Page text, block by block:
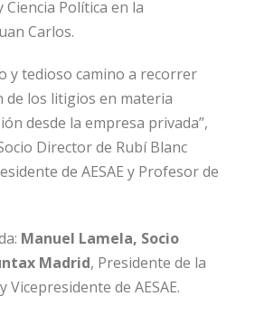
Política en la
Carlos.
y tedioso camino a recorrer
de los litigios en materia
desde la empresa privada”,
Director de Rubí Blanc
de AESAE y Profesor de
Manuel Lamela, Socio
Madrid, Presidente de la
Vicepresidente de AESAE.